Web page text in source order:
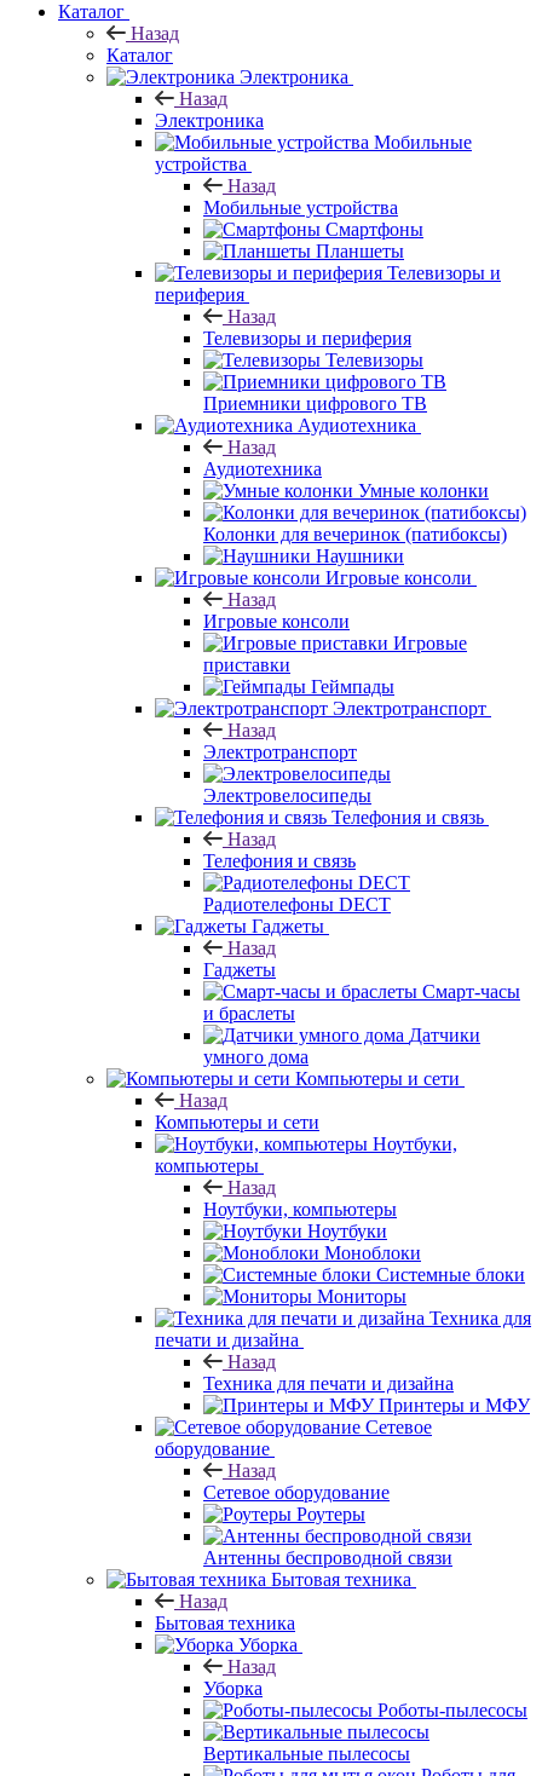
Каталог
Назад
Каталог
Электроника
Назад
Электроника
Мобильные
устройства
Назад
Мобильные устройства
Смартфоны
Планшеты
Телевизоры и
периферия
Назад
Телевизоры и периферия
Телевизоры
Приемники цифрового ТВ
Аудиотехника
Назад
Аудиотехника
Умные колонки
Колонки для вечеринок (патибоксы)
Наушники
Игровые консоли
Назад
Игровые консоли
Игровые
приставки
Геймпады
Электротранспорт
Назад
Электротранспорт
Электровелосипеды
Телефония и связь
Назад
Телефония и связь
Радиотелефоны DECT
Гаджеты
Назад
Гаджеты
Смарт-часы
и браслеты
Датчики
умного дома
Компьютеры и сети
Назад
Компьютеры и сети
Ноутбуки,
компьютеры
Назад
Ноутбуки, компьютеры
Ноутбуки
Моноблоки
Системные блоки
Мониторы
Техника для
печати и дизайна
Назад
Техника для печати и дизайна
Принтеры и МФУ
Сетевое
оборудование
Назад
Сетевое оборудование
Роутеры
Антенны беспроводной связи
Бытовая техника
Назад
Бытовая техника
Уборка
Назад
Уборка
Роботы-пылесосы
Вертикальные пылесосы